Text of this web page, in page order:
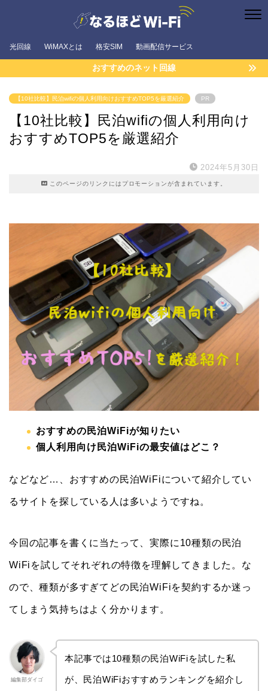
光回線 WiMAXとは 格安SIM 動画配信サービス
おすすめのネット回線
【10社比較】民泊wifiの個人利用向けおすすめTOP5を厳選紹介 PR
【10社比較】民泊wifiの個人利用向け
おすすめTOP5を厳選紹介
2024年5月30日
このページのリンクにはプロモーションが含まれています。
おすすめの民泊WiFiが知りたい
個人利用向け民泊WiFiの最安値はどこ？
などなど…、おすすめの民泊WiFiについて紹介してい
るサイトを探している人は多いようですね。
今回の記事を書くに当たって、実際に10種類の民泊
WiFiを試してそれぞれの特徴を理解してきました。な
ので、種類が多すぎてどの民泊WiFiを契約するか迷っ
てしまう気持ちはよく分かります。
編集部ダイゴ
本記事では10種類の民泊WiFiを試した私
が、民泊WiFiおすすめランキングを紹介し